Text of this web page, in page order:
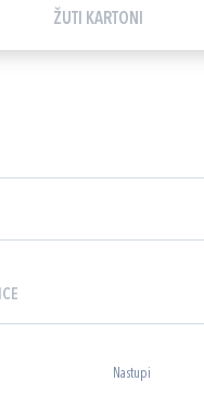
ŽUTI KARTONI
Nastupi